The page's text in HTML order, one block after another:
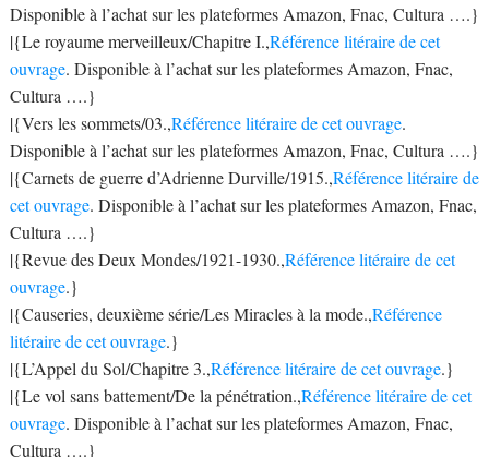
Disponible à l’achat sur les plateformes Amazon, Fnac, Cultura ….}
|{Le royaume merveilleux/Chapitre I.,Référence litéraire de cet
ouvrage. Disponible à l’achat sur les plateformes Amazon, Fnac,
Cultura ….}
|{Vers les sommets/03.,Référence litéraire de cet ouvrage.
Disponible à l’achat sur les plateformes Amazon, Fnac, Cultura ….}
|{Carnets de guerre d’Adrienne Durville/1915.,Référence litéraire de
cet ouvrage. Disponible à l’achat sur les plateformes Amazon, Fnac,
Cultura ….}
|{Revue des Deux Mondes/1921-1930.,Référence litéraire de cet
ouvrage.}
|{Causeries, deuxième série/Les Miracles à la mode.,Référence
litéraire de cet ouvrage.}
|{L’Appel du Sol/Chapitre 3.,Référence litéraire de cet ouvrage.}
|{Le vol sans battement/De la pénétration.,Référence litéraire de cet
ouvrage. Disponible à l’achat sur les plateformes Amazon, Fnac,
Cultura ….}